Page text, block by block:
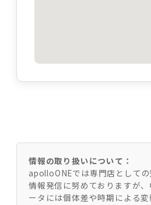
情報の取り扱いについて：
apolloONEでは専門店として
情報発信に努めておりますが
ータには個体差や時期による